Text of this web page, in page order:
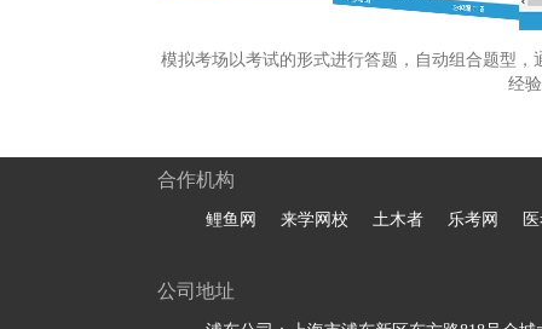
模拟考场以考试的形式进行答题，自动组合题型
经
合作机构
鲤鱼网 来学网校 土木者 乐考网
公司地址